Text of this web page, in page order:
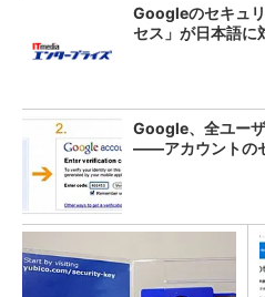
Googleのセキュ
セス」が日本語に
Google、全ユー
――アカウントの